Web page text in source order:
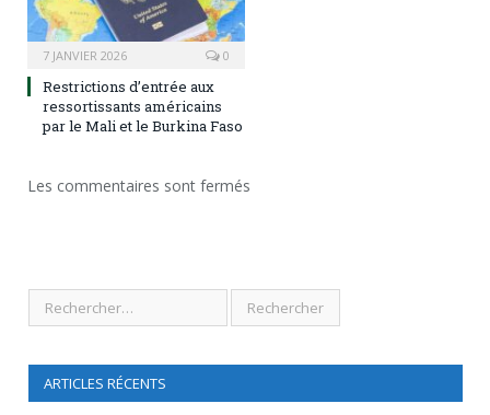
7 JANVIER 2026 0
Restrictions d’entrée aux
ressortissants américains
par le Mali et le Burkina Faso
Les commentaires sont fermés
ARTICLES RÉCENTS